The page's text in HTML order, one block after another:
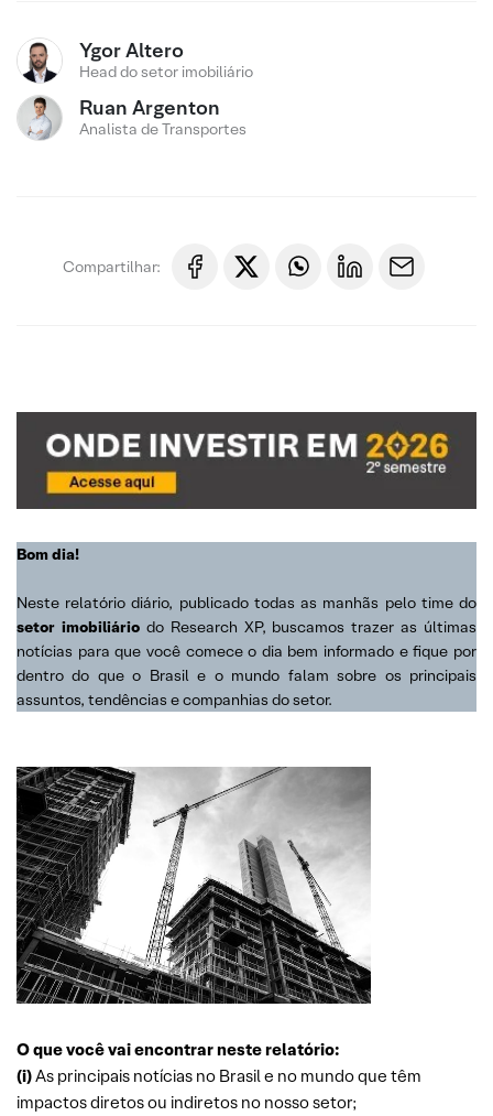
Ygor Altero
Head do setor imobiliário
Ruan Argenton
Analista de Transportes
Compartilhar:
Bom dia!
Neste relatório diário, publicado todas as manhãs pelo time do
setor imobiliário do Research XP, buscamos trazer as últimas
notícias para que você comece o dia bem informado e fique por
dentro do que o Brasil e o mundo falam sobre os principais
assuntos, tendências e companhias do setor.
O que você vai encontrar neste relatório:
(i)As principais notícias no Brasil e no mundo que têm
impactos diretos ou indiretos no nosso setor;